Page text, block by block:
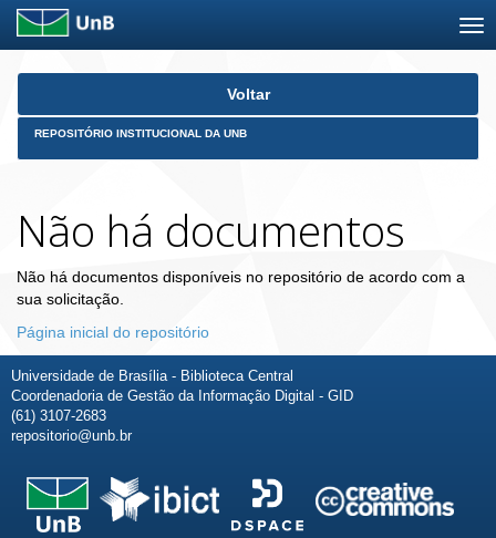
Skip
Voltar
REPOSITÓRIO INSTITUCIONAL DA UNB
Não há documentos
Não há documentos disponíveis no repositório de acordo com a
sua solicitação.
Página inicial do repositório
Universidade de Brasília - Biblioteca Central
Coordenadoria de Gestão da Informação Digital - GID
(61) 3107-2683
repositorio@unb.br